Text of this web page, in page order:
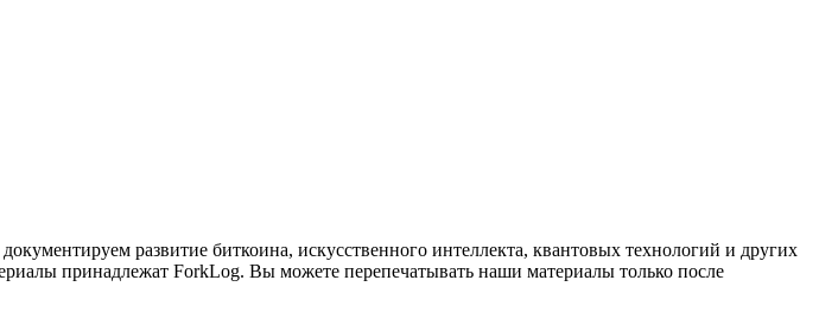
развитие биткоина, искусственного интеллекта, квантовых технологий и других
принадлежат ForkLog. Вы можете перепечатывать наши материалы только после